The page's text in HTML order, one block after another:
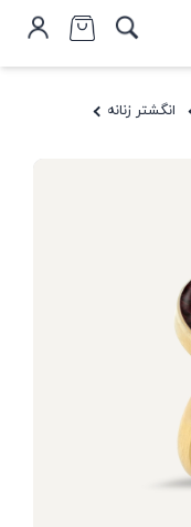
انگشتر زنانه